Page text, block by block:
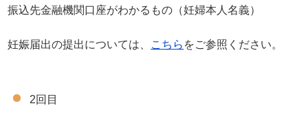
振込先金融機関口座がわかるもの（妊婦本人名義）
妊娠届出の提出については、 こちら をご参照ください。
2回目